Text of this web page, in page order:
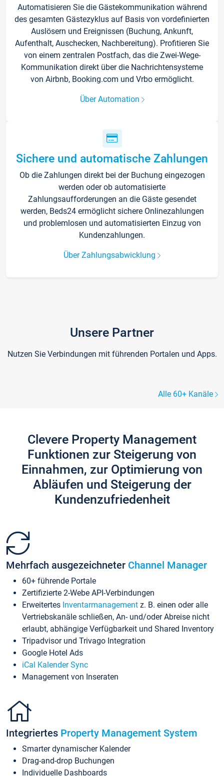
Automatisieren Sie die Gästekommunikation während
des gesamten Gästezyklus auf Basis von vordefinierten
Auslösern und Ereignissen (Buchung, Ankunft,
Aufenthalt, Auschecken, Nachbereitung). Profitieren Sie
von einem zentralen Postfach, das die Zwei-Wege-
Kommunikation direkt über die Nachrichtensysteme
von Airbnb, Booking.com und Vrbo ermöglicht.
Über Automation
Sichere und automatische Zahlungen
Ob die Zahlungen direkt bei der Buchung eingezogen
werden oder ob automatisierte
Zahlungsaufforderungen an die Gäste gesendet
werden, Beds24 ermöglicht sichere Onlinezahlungen
und problemlosen und automatisierten Einzug von
Kundenzahlungen.
Über Zahlungsabwicklung
Unsere Partner
Nutzen Sie Verbindungen mit führenden Portalen und Apps.
Alle 60+ Kanäle
Clevere Property Management
Funktionen zur Steigerung von
Einnahmen, zur Optimierung von
Abläufen und Steigerung der
Kundenzufriedenheit
Mehrfach ausgezeichneter Channel Manager
60+ führende Portale
Zertifizierte 2-Webe API-Verbindungen
Erweitertes Inventarmanagement z. B. einen oder alle
Vertriebskanäle schließen, An- und/oder Abreise nicht
erlaubt, abhängige Verfügbarkeit und Shared Inventory
Tripadvisor und Trivago Integration
Google Hotel Ads
iCal Kalender Sync
Management von Inseraten
Integriertes Property Management System
Smarter dynamischer Kalender
Drag-and-drop Buchungen
Individuelle Dashboards